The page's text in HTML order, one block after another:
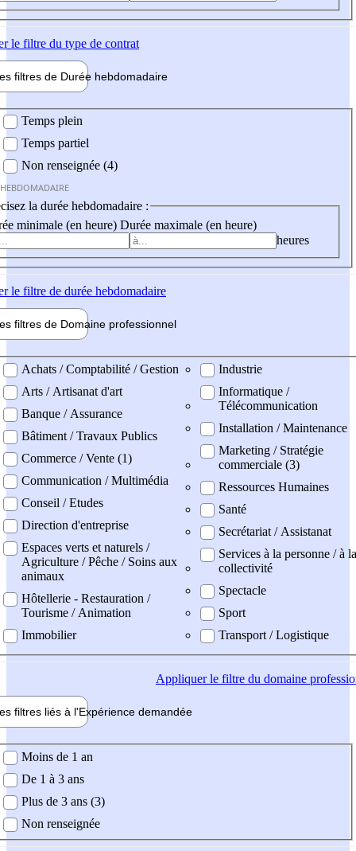
le filtre du type de contrat
filtres de Durée hebdomadaire
Temps plein
Temps partiel
Non renseignée (4)
la durée hebdomadaire :
minimale (en heure) Durée maximale (en heure)
heures
le filtre de durée hebdomadaire
filtres de Domaine professionnel
professionel
Achats / Comptabilité / Gestion
Arts / Artisanat d'art
Banque / Assurance
Bâtiment / Travaux Publics
Commerce / Vente (1)
Communication / Multimédia
Conseil / Etudes
Direction d'entreprise
Espaces verts et naturels /
Agriculture / Pêche / Soins aux
animaux
Hôtellerie - Restauration /
Tourisme / Animation
Immobilier
Industrie
Informatique /
Télécommunication
Installation / Maintenance
Marketing / Stratégie
commerciale (3)
Ressources Humaines
Santé
Secrétariat / Assistanat
Services à la personne / à la
collectivité
Spectacle
Sport
Transport / Logistique
Appliquerle filtre du domaine
filtres liés à l'Expérience demandée
demandée
Moins de 1 an
De 1 à 3 ans
Plus de 3 ans (3)
Non renseignée